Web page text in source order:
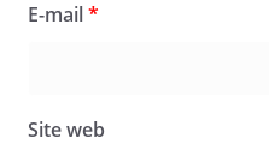
E-mail*
Site web